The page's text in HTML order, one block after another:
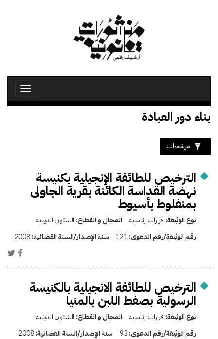
Toggle
بناء دور العبادة
مرشحات
الترخيص للطائفة الإنجيلية بكنيسة
نهضة القداسة الكائنة بقرية الجاولى
بمنفلوط بأسيوط
نوع الوثيقة: قرارات رئاسية المجال و القطاع: الشئون الدينية
رقم الوثيقة/رقم الدعوى: 121 سنة الإصدار/السنة القضائية:2008
الترخيص للطائفة الانجيلية بالكنيسة
الرسولية بصفط اللبن بالمنيا
نوع الوثيقة: قرارات رئاسية المجال و القطاع: الشئون الدينية
رقم الوثيقة/رقم الدعوى: 93 سنة الإصدار/السنة القضائية:2008